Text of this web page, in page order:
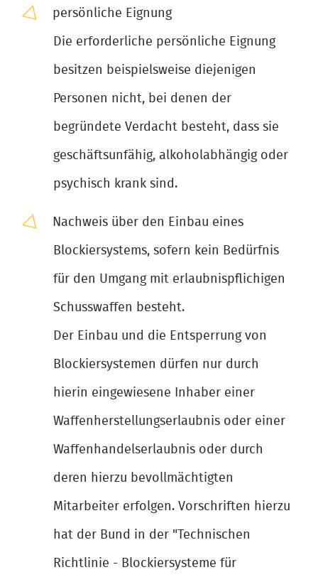
persönliche Eignung
Die erforderliche persönliche Eignung
besitzen beispielsweise diejenigen
Personen nicht, bei denen der
begründete Verdacht besteht, dass sie
geschäftsunfähig, alkoholabhängig oder
psychisch krank sind.
Nachweis über den Einbau eines
Blockiersystems, sofern kein Bedürfnis
für den Umgang mit erlaubnispflichigen
Schusswaffen besteht.
Der Einbau und die Entsperrung von
Blockiersystemen dürfen nur durch
hierin eingewiesene Inhaber einer
Waffenherstellungserlaubnis oder einer
Waffenhandelserlaubnis oder durch
deren hierzu bevollmächtigten
Mitarbeiter erfolgen. Vorschriften hierzu
hat der Bund in der "Technischen
Richtlinie - Blockiersysteme für